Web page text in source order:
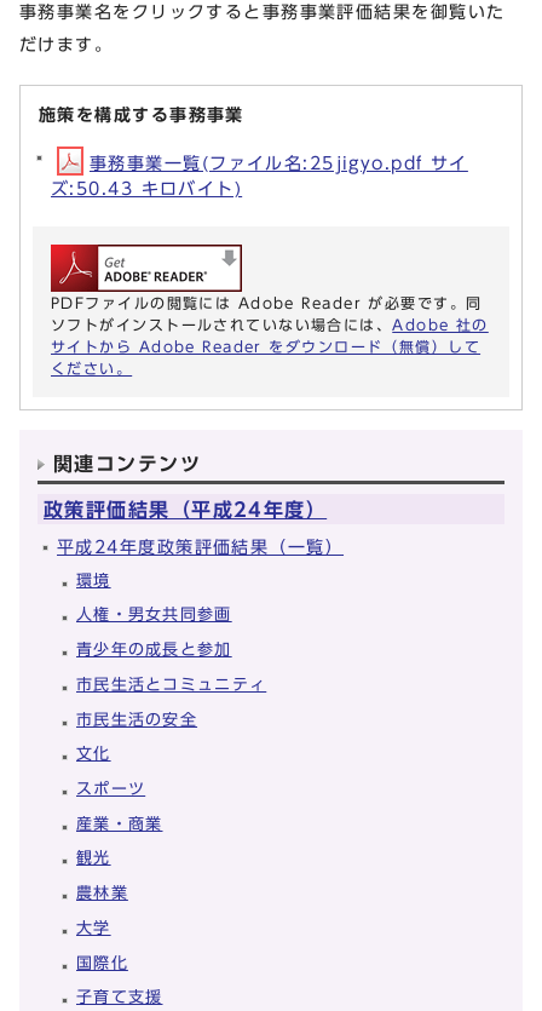
事務事業名をクリックすると事務事業評価結果を御覧いた
だけます。
施策を構成する事務事業
事務事業一覧(ファイル名:25jigyo.pdf サイ
ズ:50.43 キロバイト)
PDFファイルの閲覧には Adobe Reader が必要です。同
ソフトがインストールされていない場合には、 Adobe 社の
サイトから Adobe Reader をダウンロード（無償）して
ください。
関連コンテンツ
政策評価結果（平成24年度）
平成24年度政策評価結果（一覧）
環境
人権・男女共同参画
青少年の成長と参加
市民生活とコミュニティ
市民生活の安全
文化
スポーツ
産業・商業
観光
農林業
大学
国際化
子育て支援